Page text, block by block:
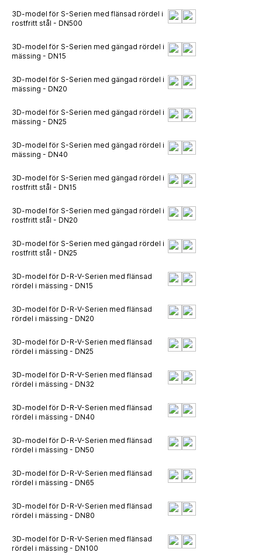
3D-model för S-Serien med flänsad rördel i
rostfritt stål - DN500
3D-model för S-Serien med gängad rördel i
mässing - DN15
3D-model för S-Serien med gängad rördel i
mässing - DN20
3D-model för S-Serien med gängad rördel i
mässing - DN25
3D-model för S-Serien med gängad rördel i
mässing - DN40
3D-model för S-Serien med gängad rördel i
rostfritt stål - DN15
3D-model för S-Serien med gängad rördel i
rostfritt stål - DN20
3D-model för S-Serien med gängad rördel i
rostfritt stål - DN25
3D-model för D-R-V-Serien med flänsad
rördel i mässing - DN15
3D-model för D-R-V-Serien med flänsad
rördel i mässing - DN20
3D-model för D-R-V-Serien med flänsad
rördel i mässing - DN25
3D-model för D-R-V-Serien med flänsad
rördel i mässing - DN32
3D-model för D-R-V-Serien med flänsad
rördel i mässing - DN40
3D-model för D-R-V-Serien med flänsad
rördel i mässing - DN50
3D-model för D-R-V-Serien med flänsad
rördel i mässing - DN65
3D-model för D-R-V-Serien med flänsad
rördel i mässing - DN80
3D-model för D-R-V-Serien med flänsad
rördel i mässing - DN100